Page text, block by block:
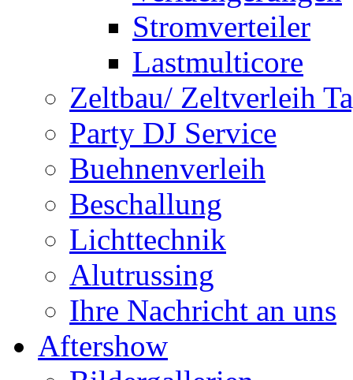
Stromverteiler
Lastmulticore
Zeltbau/ Zeltverleih
Party DJ Service
Buehnenverleih
Beschallung
Lichttechnik
Alutrussing
Ihre Nachricht an uns
Aftershow